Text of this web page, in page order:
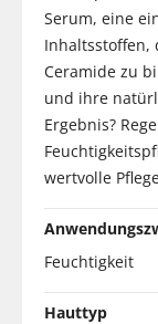
Serum, eine
Inhaltsstoffen,
Ceramide zu
und ihre
Ergebnis?
wertvolle
Feuchtigkeit
Hauttyp